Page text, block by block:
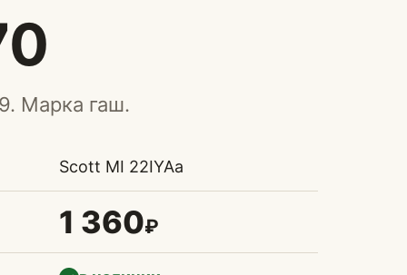
Марка гаш.
Scott MI 22IYAa
1 360₽